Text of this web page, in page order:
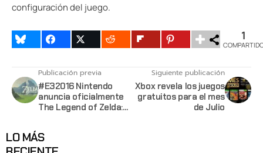
configuración del juego.
1
Publicación previa
#E32016 Nintendo
anuncia oficialmente
The Legend of Zelda:
Siguiente publicación
Xbox revela los juegos
gratuitos para el mes
de Julio
LO MÁS